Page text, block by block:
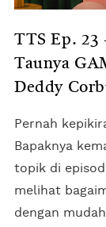
TTS Ep. 23
Taunya
Deddy
Pernah
Bapaknya
topik di
melihat
dengan